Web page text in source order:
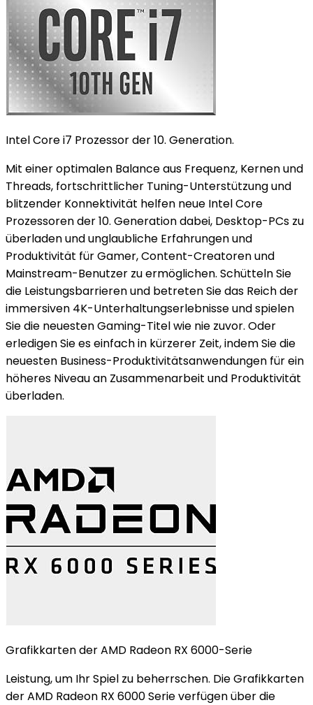
Intel Core i7 Prozessor der 10. Generation.
Mit einer optimalen Balance aus Frequenz, Kernen und
Threads, fortschrittlicher Tuning-Unterstützung und
blitzender Konnektivität helfen neue Intel Core
Prozessoren der 10. Generation dabei, Desktop-PCs zu
überladen und unglaubliche Erfahrungen und
Produktivität für Gamer, Content-Creatoren und
Mainstream-Benutzer zu ermöglichen. Schütteln Sie
die Leistungsbarrieren und betreten Sie das Reich der
immersiven 4K-Unterhaltungserlebnisse und spielen
Sie die neuesten Gaming-Titel wie nie zuvor. Oder
erledigen Sie es einfach in kürzerer Zeit, indem Sie die
neuesten Business-Produktivitätsanwendungen für ein
höheres Niveau an Zusammenarbeit und Produktivität
überladen.
Grafikkarten der AMD Radeon RX 6000-Serie
Leistung, um Ihr Spiel zu beherrschen. Die Grafikkarten
der AMD Radeon RX 6000 Serie verfügen über die